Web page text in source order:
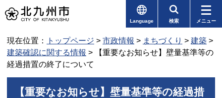
Language 検索 メニュー
現在位置： トップページ > 市政情報 > まちづくり > 建築 >
建築確認に関する情報 > 【重要なお知らせ】壁量基準等の
経過措置の終了について
【重要なお知らせ】壁量基準等の経過措